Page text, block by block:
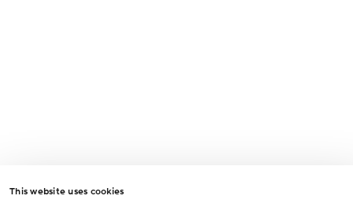
This website uses cookies